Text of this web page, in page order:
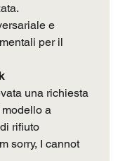
e
per il
una richiesta
a
rifiuto
sorry, I cannot